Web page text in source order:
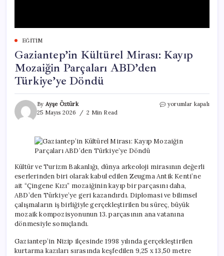
EĞITIM
Gaziantep’in Kültürel Mirası: Kayıp
Mozaiğin Parçaları ABD’den
Türkiye’ye Döndü
By Ayşe Öztürk
25 Mayıs 2026
2 Min Read
Gaziantep’in
Mozaiğin
Parçaları
Türkiye’ye
için
yorumlar kapalı
Kültür ve Turizm Bakanlığı, dünya arkeoloji mirasının değerli
eserlerinden biri olarak kabul edilen Zeugma Antik Kenti’ne
ait “Çingene Kızı” mozaiğinin kayıp bir parçasını daha,
ABD’den Türkiye’ye geri kazandırdı. Diplomasi ve bilimsel
çalışmaların iş birliğiyle gerçekleştirilen bu süreç, büyük
mozaik kompozisyonunun 13. parçasının ana vatanına
dönmesiyle sonuçlandı.
Gaziantep’in Nizip ilçesinde 1998 yılında gerçekleştirilen
kurtarma kazıları sırasında keşfedilen 9,25 x 13,50 metre